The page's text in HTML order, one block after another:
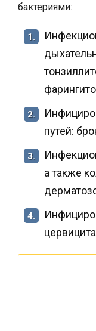
бактериями:
1.
2.
путей:
3.
а также
4.